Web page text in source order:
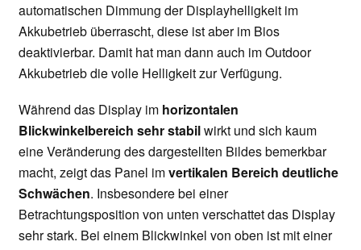
automatischen Dimmung der Displayhelligkeit im
Akkubetrieb überrascht, diese ist aber im Bios
deaktivierbar. Damit hat man dann auch im Outdoor
Akkubetrieb die volle Helligkeit zur Verfügung.
Während das Display im horizontalen
Blickwinkelbereich sehr stabilwirkt und sich kaum
eine Veränderung des dargestellten Bildes bemerkbar
macht, zeigt das Panel imvertikalen Bereich deutliche
Schwächen. Insbesondere bei einer
Betrachtungsposition von unten verschattet das Display
sehr stark. Bei einem Blickwinkel von oben ist mit einer